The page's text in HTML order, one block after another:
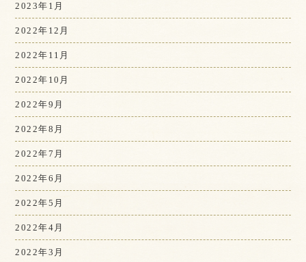
2023年1月
2022年12月
2022年11月
2022年10月
2022年9月
2022年8月
2022年7月
2022年6月
2022年5月
2022年4月
2022年3月